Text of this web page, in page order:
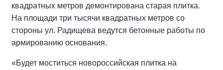
квадратных метров демонтирована старая плитка.
На площади три тысячи квадратных метров со
стороны ул. Радищева ведутся бетонные работы по
армированию основания.
«Будет моститься новороссийская плитка на